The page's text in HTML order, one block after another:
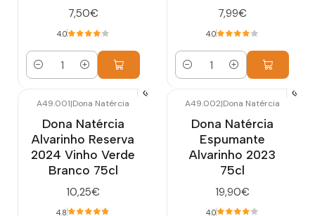
7,50€
4.0
Quantidade
7,99€
4.0
Quantidade
A49.001|Dona Natércia
Dona Natércia
Alvarinho Reserva
2024 Vinho Verde
Branco 75cl
10,25€
4.8
A49.002|Dona Natércia
Dona Natércia
Espumante
Alvarinho 2023
75cl
19,90€
4.0